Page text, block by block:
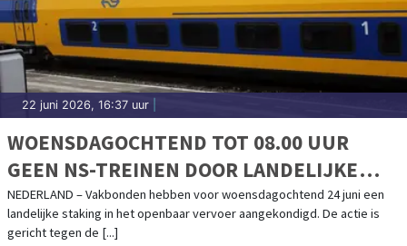
22 juni 2026, 16:37 uur
WOENSDAGOCHTEND TOT 08.00 UUR
GEEN NS-TREINEN DOOR LANDELIJKE
STAKING
NEDERLAND – Vakbonden hebben voor woensdagochtend 24 juni een
landelijke staking in het openbaar vervoer aangekondigd. De actie is
gericht tegen de [...]